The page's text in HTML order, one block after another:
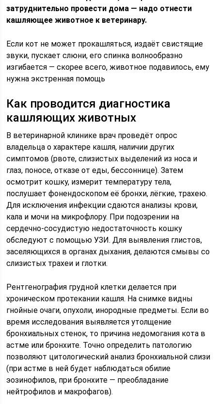
затруднительно провести дома — надо отнести
кашляющее животное к ветеринару.
Если кот не может прокашляться, издаёт свистящие
звуки, пускает слюни, его спинка волнообразно
изгибается — скорее всего, животное подавилось, ему
нужна экстренная помощь
Как проводится диагностика
кашляющих животных
В ветеринарной клинике врач проведёт опрос
владельца о характере кашля, наличии других
симптомов (рвоте, слизистых выделений из носа и
глаз, поносе, отказе от еды, бессоннице). Затем
осмотрит кошку, измерит температуру тела,
послушает фонендоскопом её бронхи, лёгкие, трахею.
Для исключения инфекции сдаются анализы крови,
кала и мочи на микрофлору. При подозрении на
сердечно-сосудистую недостаточность кошку
обследуют с помощью УЗИ. Для выявления глистов,
заселяющихся в органах дыхания, делаются смывы со
слизистых трахеи и глотки.
Рентгенография грудной клетки делается при
хроническом протекании кашля. На снимке видны
гнойные очаги, опухоли, инородные предметы. Если во
время исследования выявляется утолщение
бронхиальных стенок, то причина недомогания кота в
астме или бронхите. Точно определить патологию
позволяют цитологический анализ бронхиальной слизи
(при астме в ней будет наблюдаться обилие
эозинофилов, при бронхите — преобладание
нейтрофилов и макрофагов).